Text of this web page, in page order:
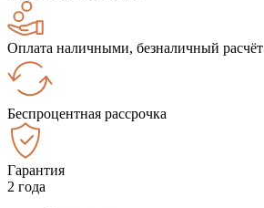
Оплата наличными, безналичный расчёт
Беспроцентная рассрочка
Гарантия
2 года